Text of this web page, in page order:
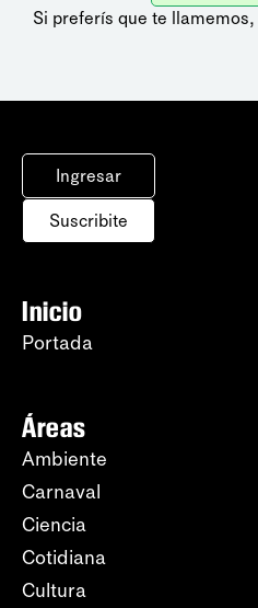
Si preferís que te llamemos,
Ingresar
Suscribite
Inicio
Portada
Áreas
Ambiente
Carnaval
Ciencia
Cotidiana
Cultura